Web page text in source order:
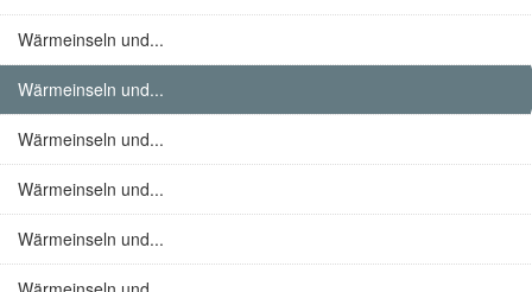
Wärmeinseln und...
Wärmeinseln und...
Wärmeinseln und...
Wärmeinseln und...
Wärmeinseln und...